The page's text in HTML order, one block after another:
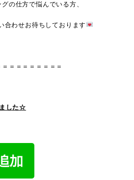
の仕方で悩んでいる方、
合わせお待ちしております
＝＝＝＝＝＝＝＝
した☆